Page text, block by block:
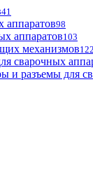
41
аппаратов98
аппаратов103
механизмов122
сварочных
и разъемы для